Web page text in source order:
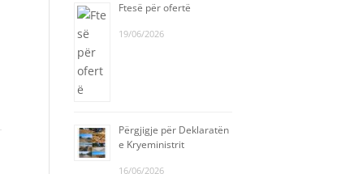
Ftesë për ofertë
19/06/2026
Përgjigje për Deklaratën
e Kryeministrit
16/06/2026